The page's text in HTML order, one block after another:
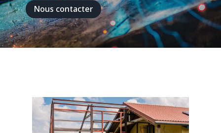
Nous contacter